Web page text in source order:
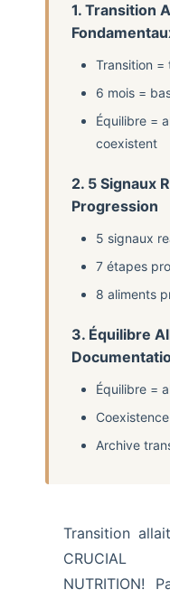
1. Transition
Transition =
6 mois =
Équilibre =
coexistent
2. 5 Signaux
Progression
5 signaux
7 étapes
8 aliments
3. Équilibre
Équilibre =
Archive
Transition
CRUCIAL
NUTRITION!